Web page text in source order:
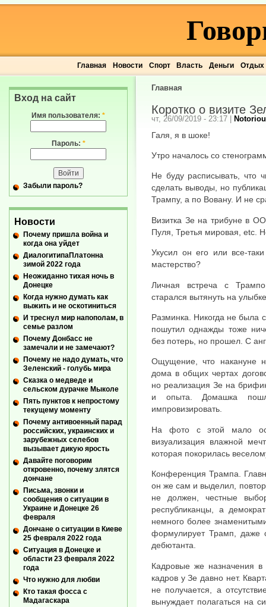
Главная Новости Спорт Власть Деньги Отдых
Главная
Коротко о визите
чт, 26/09/2019 - 23:17 |
Галя, я в шоке!
Утро началось со
Не буду расписывать, что
сделать выводы, но
Трампу, а по Вовану. И не
Визитка Зе на трибуне в
Пуля, Третья мировая, etc.
Укусил он его или все-
мастерство?
Личная встреча с
старался вытянуть на
Разминка. Никогда не была
пошутил однажды тоже
без потерь, но прошел. С
Ощущение, что накануне
дома в общих чертах
но реализация Зе на
и опыта. Домашка
импровизировать.
На фото с этой мало
визуализация влажной
которая покорилась
Конференция Трампа.
он же сам и выделил,
не должен, честные
республиканцы, а
немного более
формулирует Трамп, даже
дебютанта.
Кадровые же назначения в
кадров у Зе давно нет.
не получается, а
вынуждает полагаться на
Вход на сайт
Имя пользователя: *
Пароль: *
Забыли пароль?
Новости
Почему пришла война и
когда она уйдет
ДиалогитипаПлатонна
зимой 2022 года
Неожиданно тихая ночь в
Донецке
Когда нужно думать как
выжить и не оскотиниться
И треснул мир напополам, в
семье разлом
Почему Донбасс не
замечали и не замечают?
Почему не надо думать, что
Зеленский - голубь мира
Сказка о медведе и
сельском дурачке Мыколе
Пять пунктов к непростому
текущему моменту
Почему антивоенный парад
российских, украинских и
зарубежных селебов
вызывает дикую ярость
Давайте поговорим
откровенно, почему злятся
дончане
Письма, звонки и
сообщения о ситуации в
Украине и Донецке 26
февраля
Дончане о ситуации в Киеве
25 февраля 2022 года
Ситуация в Донецке и
области 23 февраля 2022
года
Что нужно для любви
Кто такая фосса с
Мадагаскара